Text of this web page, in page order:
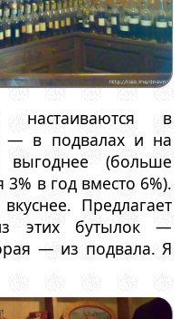
в
— в подвалах и на
выгоднее (больше
3% в год вместо 6%).
Предлагает
этих бутылок —
— из подвала. Я